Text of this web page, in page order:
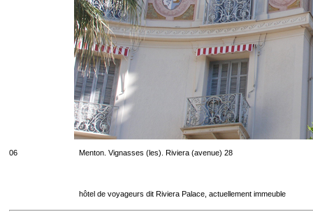
06 Menton. Vignasses (les). Riviera (avenue) 28
hôtel de voyageurs dit Riviera Palace, actuellement immeuble